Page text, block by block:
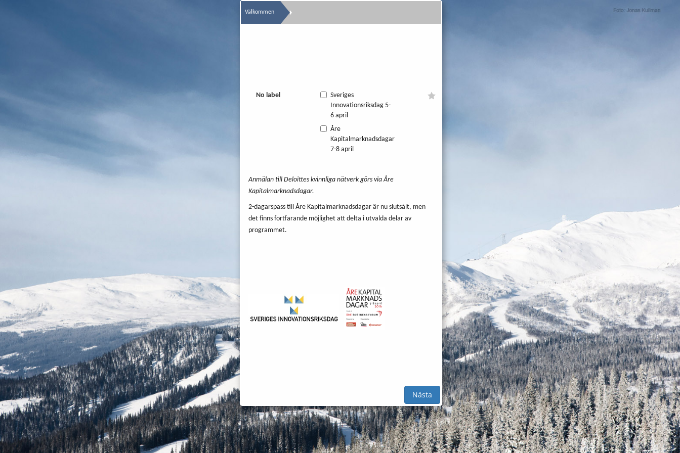
Välkommen
No label
Sveriges
Innovationsriksdag 5-
6 april
Åre
Kapitalmarknadsdagar
7-8 april
Anmälan till Deloittes kvinnliga nätverk görs via Åre
Kapitalmarknadsdagar.
2-dagarspass till Åre Kapitalmarknadsdagar är nu slutsålt, men
det finns fortfarande möjlighet att delta i utvalda delar av
programmet.
Nästa